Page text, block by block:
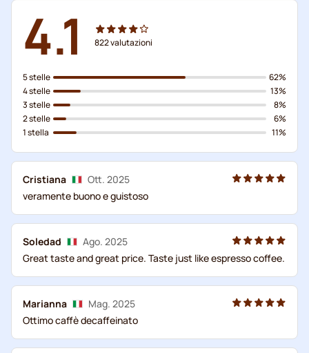
4.1 822valutazioni
5 stelle
4 stelle
3 stelle
2 stelle
1 stella
62%
13%
8%
6%
11%
Cristiana
Ott. 2025
veramente buono e guistoso
Soledad
Ago. 2025
Great taste and great price. Taste just like espresso coffee.
Marianna
Mag. 2025
Ottimo caffè decaffeinato